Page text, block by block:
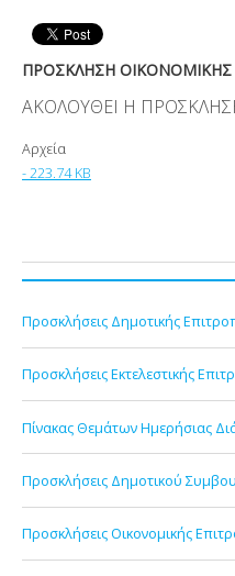
ΠΡΟΣΚΛΗΣΗ ΟΙΚΟΝΟΜΙΚΗΣ
ΑΚΟΛΟΥΘΕΙ Η
Αρχεία
- 223.74 KB
Προσκλήσεις Δημοτικής
Προσκλήσεις Εκτελεστικής
Πίνακας Θεμάτων Ημερήσιας
Προσκλήσεις Δημοτικού
Προσκλήσεις Οικονομικής